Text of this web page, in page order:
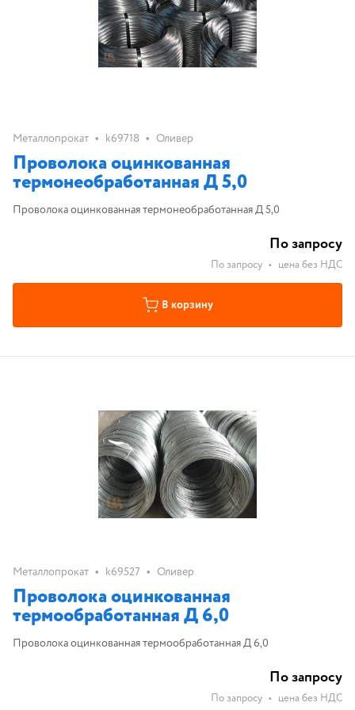
Металлопрокат • k69718 • Оливер
Проволока оцинкованная
термонеобработанная Д 5,0
Проволока оцинкованная термонеобработанная Д 5,0
По запросу
По запросу • цена без НДС
В корзину
Металлопрокат • k69527 • Оливер
Проволока оцинкованная
термообработанная Д 6,0
Проволока оцинкованная термообработанная Д 6,0
По запросу
По запросу • цена без НДС